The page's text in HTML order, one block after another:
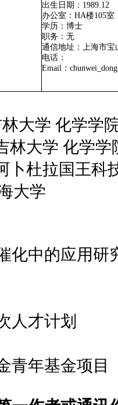
出生日期：1989.12
办公室： HA楼105室
学历： 博士
职务： 无
通信地址：上海市宝
电话：
Email：
大学 化学学
林大学 化学学
卜杜拉国王科
大学
化中的应用研
人才计划
青年基金项目